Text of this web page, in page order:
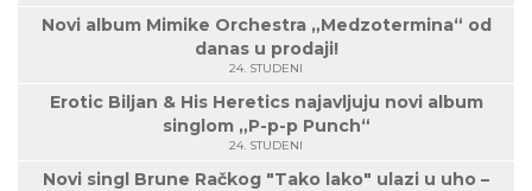
Novi album Mimike Orchestra „Medzotermina“ od
danas u prodaji!
24. STUDENI
Erotic Biljan & His Heretics najavljuju novi album
singlom „P-p-p Punch“
24. STUDENI
Novi singl Brune Račkog "Tako lako" ulazi u uho –